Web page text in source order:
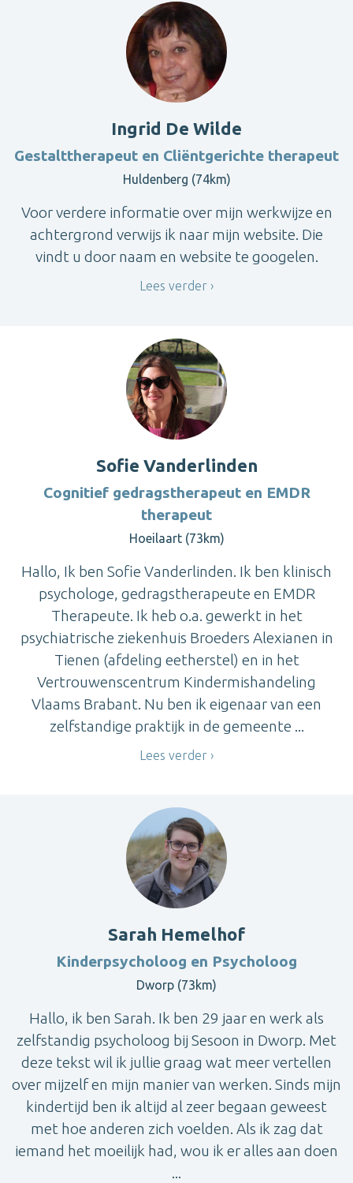
Ingrid De Wilde
Gestalttherapeut en Cliëntgerichte therapeut
Huldenberg (74km)
Voor verdere informatie over mijn werkwijze en
achtergrond verwijs ik naar mijn website. Die
vindt u door naam en website te googelen.
Lees verder
Sofie Vanderlinden
Cognitief gedragstherapeut en EMDR
therapeut
Hoeilaart (73km)
Hallo, Ik ben Sofie Vanderlinden. Ik ben klinisch
psychologe, gedragstherapeute en EMDR
Therapeute. Ik heb o.a. gewerkt in het
psychiatrische ziekenhuis Broeders Alexianen in
Tienen (afdeling eetherstel) en in het
Vertrouwenscentrum Kindermishandeling
Vlaams Brabant. Nu ben ik eigenaar van een
zelfstandige praktijk in de gemeente ...
Lees verder
Sarah Hemelhof
Kinderpsycholoog en Psycholoog
Dworp (73km)
Hallo, ik ben Sarah. Ik ben 29 jaar en werk als
zelfstandig psycholoog bij Sesoon in Dworp. Met
deze tekst wil ik jullie graag wat meer vertellen
over mijzelf en mijn manier van werken. Sinds mijn
kindertijd ben ik altijd al zeer begaan geweest
met hoe anderen zich voelden. Als ik zag dat
iemand het moeilijk had, wou ik er alles aan doen
...